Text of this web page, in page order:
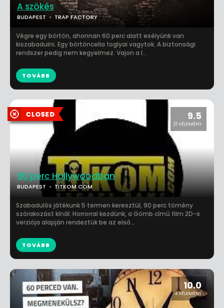
A szökés
BUDAPEST TRAP FACTORY
Végre egy börtön, ahonnan 60 perc alatt esélyünk van
kiszabadulni. Egy börtöncella foglyai vagytok. A biztonsági
rendszer pedig nem kegyelmez. Vajon a l...
TOVÁBB
9.5
21 VÉLEMÉNY
90 perc Hollywoodban
BUDAPEST TITKOM.COM
Szabadulós játékunk 5 termen keresztül, 90 perc tömény
szórakozást kínál: Horrorral kezdünk, a Gömb című film 2D-s
verziója alapján rendeztük be az első...
TOVÁBB
10.0
4 VÉLEMÉNY